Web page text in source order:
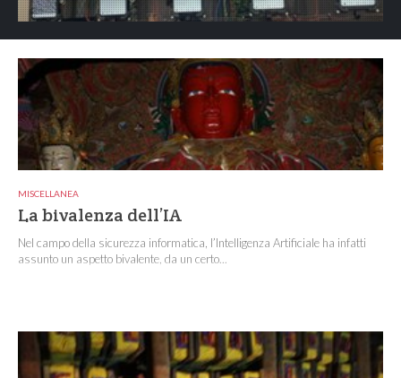
MISCELLANEA
La bivalenza dell’IA
Nel campo della sicurezza informatica, l’Intelligenza Artificiale ha infatti
assunto un aspetto bivalente, da un certo...